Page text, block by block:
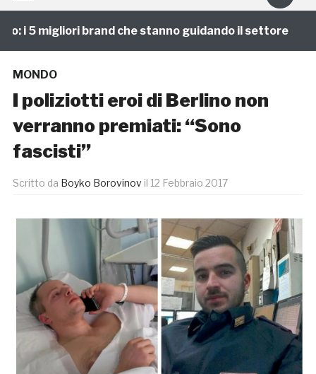
i 5 migliori brand che stanno guidando il settore
MONDO
I poliziotti eroi di Berlino non
verranno premiati: “Sono
fascisti”
Scritto da Boyko Borovinov il 12 Febbraio 2017